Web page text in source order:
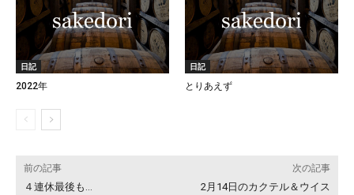
日記
2022年
日記
とりあえず
前の記事
４連休最後も…
次の記事
2月14日のカクテル＆ウイス